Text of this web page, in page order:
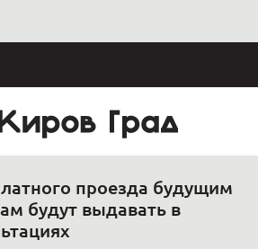
проезда будущим
будут выдавать в